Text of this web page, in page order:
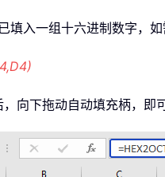
填入一组十六进制数字，
，向下拖动自动填充柄，即